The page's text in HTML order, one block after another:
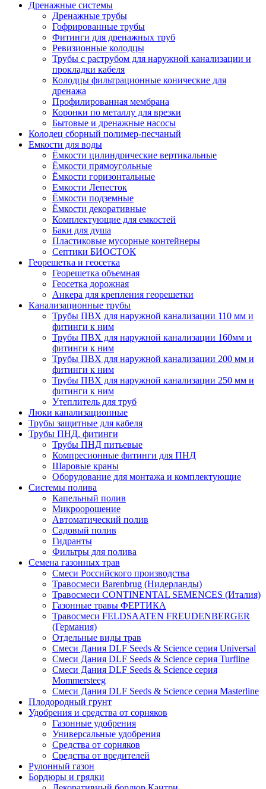
Дренажные системы
Дренажные трубы
Гофрированные трубы
Фитинги для дренажных труб
Ревизионные колодцы
Трубы с раструбом для наружной канализации и
прокладки кабеля
Колодцы фильтрационные конические для
дренажа
Профилированная мембрана
Коронки по металлу для врезки
Бытовые и дренажные насосы
Колодец сборный полимер-песчаный
Емкости для воды
Ёмкости цилиндрические вертикальные
Ёмкости прямоугольные
Ёмкости горизонтальные
Емкости Лепесток
Ёмкости подземные
Ёмкости декоративные
Комплектующие для емкостей
Баки для душа
Пластиковые мусорные контейнеры
Септики БИОСТОК
Георешетка и геосетка
Георешетка объемная
Геосетка дорожная
Анкера для крепления георешетки
Канализационные трубы
Трубы ПВХ для наружной канализации 110 мм и
фитинги к ним
Трубы ПВХ для наружной канализации 160мм и
фитинги к ним
Трубы ПВХ для наружной канализации 200 мм и
фитинги к ним
Трубы ПВХ для наружной канализации 250 мм и
фитинги к ним
Утеплитель для труб
Люки канализационные
Трубы защитные для кабеля
Трубы ПНД, фитинги
Трубы ПНД питьевые
Компресионные фитинги для ПНД
Шаровые краны
Оборудование для монтажа и комплектующие
Системы полива
Капельный полив
Микроорошение
Автоматический полив
Садовый полив
Гидранты
Фильтры для полива
Семена газонных трав
Смеси Российского производства
Травосмеси Barenbrug (Нидерланды)
Травосмеси CONTINENTAL SEMENCES (Италия)
Газонные травы ФЕРТИКА
Травосмеси FELDSAATEN FREUDENBERGER
(Германия)
Отдельные виды трав
Смеси Дания DLF Seeds & Sciеnce серия Universal
Смеси Дания DLF Seeds & Sciеnce серия Turfline
Смеси Дания DLF Seeds & Sciеnce серия
Mommersteeg
Смеси Дания DLF Seeds & Sciеnce серия Masterline
Плодородный грунт
Удобрения и средства от сорняков
Газонные удобрения
Универсальные удобрения
Средства от сорняков
Средства от вредителей
Рулонный газон
Бордюры и грядки